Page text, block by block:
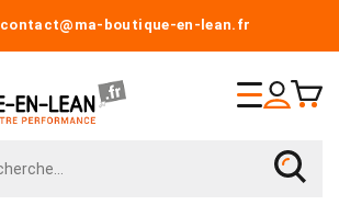
contact@ma-boutique-en-lean.fr